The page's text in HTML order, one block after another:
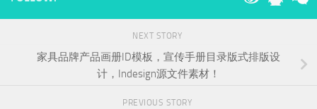
NEXT STORY
家具品牌产品画册ID模板，宣传手册目录版式排版设
计，Indesign源文件素材！
PREVIOUS STORY